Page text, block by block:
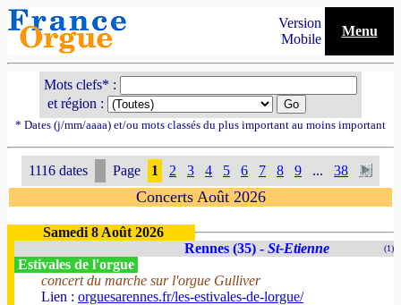
Version
Mobile
Menu
Mots clefs* :
et région :
* Dates (j/mm/aaaa) et/ou mots classés du plus important au moins important
1116 dates Page 1 2 3 4 5 6 7 8 9 ... 38
Concerts Août 2026
Samedi 8 Août 2026
Rennes (35) - St-Etienne (1)
Estivales de l'orgue
concert du marche sur l'orgue Gulliver
Lien : orguesarennes.fr/les-estivales-de-lorgue/